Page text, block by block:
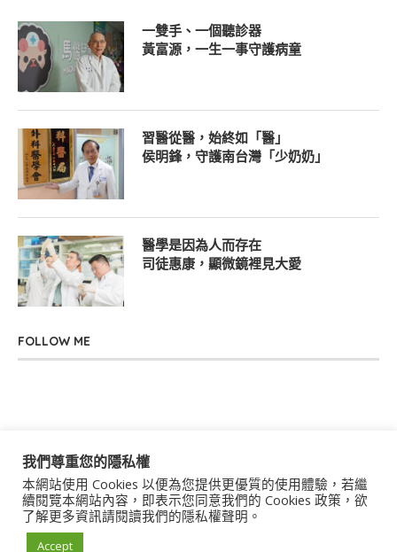
一雙手、一個聽診器
黃富源，一生一事守護病童
習醫從醫，始終如「醫」
侯明鋒，守護南台灣「少奶奶」
醫學是因為人而存在
司徒惠康，顯微鏡裡見大愛
FOLLOW ME
關於我們 聯絡我們 服務條款 隱私權政策
著作權聲明 作者群
我們尊重您的隱私權
本網站使用 Cookies 以便為您提供更優質的使用體驗，若繼
續閱覽本網站內容，即表示您同意我們的 Cookies 政策，欲
了解更多資訊請閱讀我們的隱私權聲明。
Accept